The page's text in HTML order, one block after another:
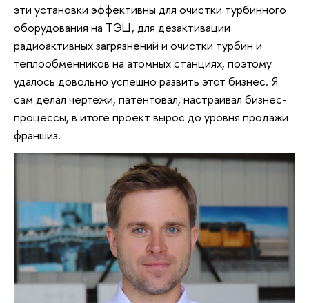
эти установки эффективны для очистки турбинного
оборудования на ТЭЦ, для дезактивации
радиоактивных загрязнений и очистки турбин и
теплообменников на атомных станциях, поэтому
удалось довольно успешно развить этот бизнес. Я
сам делал чертежи, патентовал, настраивал бизнес-
процессы, в итоге проект вырос до уровня продажи
франшиз.